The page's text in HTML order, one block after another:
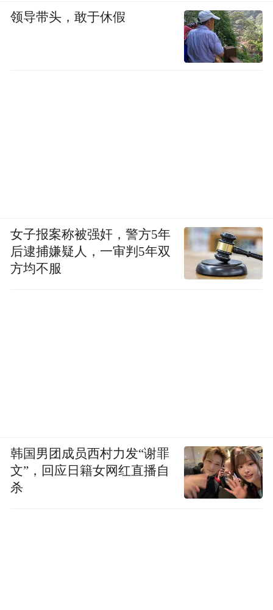
领导带头，敢于休假
女子报案称被强奸，警方5年
后逮捕嫌疑人，一审判5年双
方均不服
韩国男团成员西村力发“谢罪
文”，回应日籍女网红直播自
杀